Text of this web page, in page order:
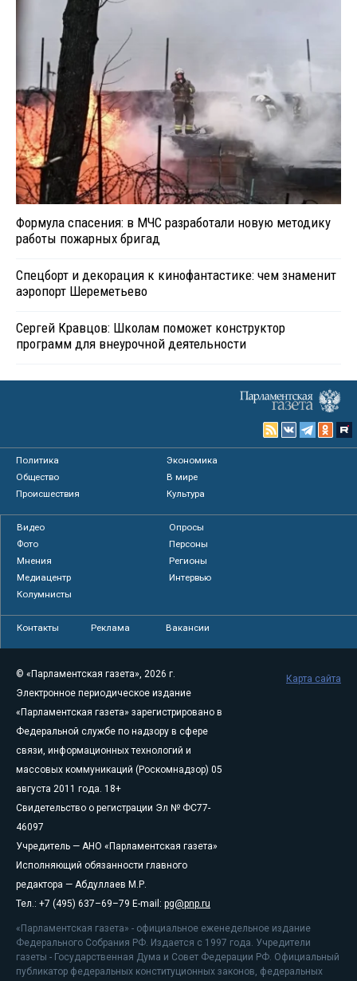
Формула спасения: в МЧС разработали новую методику
работы пожарных бригад
Спецборт и декорация к кинофантастике: чем знаменит
аэропорт Шереметьево
Сергей Кравцов: Школам поможет конструктор
программ для внеурочной деятельности
Политика
Экономика
Общество
В мире
Происшествия
Культура
Видео
Опросы
Фото
Персоны
Мнения
Регионы
Медиацентр
Интервью
Колумнисты
Контакты Реклама Вакансии
© «Парламентская газета», 2026 г.
Электронное периодическое издание
«Парламентская газета» зарегистрировано в
Федеральной службе по надзору в сфере
связи, информационных технологий и
массовых коммуникаций (Роскомнадзор) 05
августа 2011 года. 18+
Свидетельство о регистрации Эл № ФС77-
46097
Учредитель — АНО «Парламентская газета»
Исполняющий обязанности главного
редактора — Абдуллаев М.Р.
Тел.: +7 (495) 637–69–79 E-mail: pg@pnp.ru
«Парламентская газета» - официальное еженедельное издание
Федерального Собрания РФ. Издается с 1997 года. Учредители
газеты - Государственная Дума и Совет Федерации РФ. Официальный
публикатор федеральных конституционных законов, федеральных
Карта сайта